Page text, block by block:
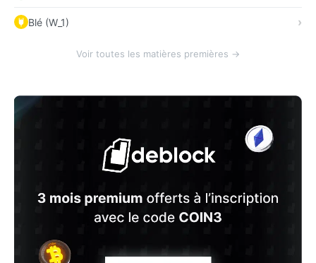
Blé (W_1)
Voir toutes les matières premières →